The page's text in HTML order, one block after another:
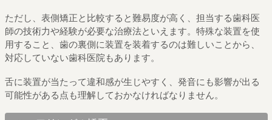
ただし、表側矯正と比較すると難易度が高く、担当する歯科医
師の技術力や経験が必要な治療法といえます。特殊な装置を使
用すること、歯の裏側に装置を装着するのは難しいことから、
対応していない歯科医院もあります。
舌に装置が当たって違和感が生じやすく、発音にも影響が出る
可能性がある点も理解しておかなければなりません。